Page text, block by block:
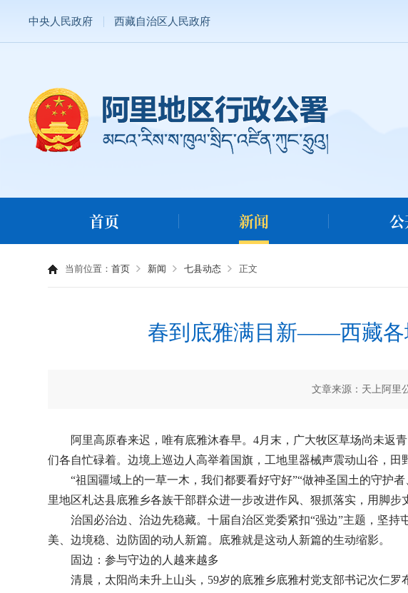
中央人民政府 西藏自治区人民政府
首页 新闻
当前位置：首页 新闻 七县动态 正文
春到底雅满目新——西藏各
文章来源：天上阿
阿里高原春来迟，唯有底雅沐春早。4月末，广大牧区草场尚未
们各自忙碌着。边境上巡边人高举着国旗，工地里器械声震动山谷，
“祖国疆域上的一草一木，我们都要看好守好”“做神圣国土的守
里地区札达县底雅乡各族干部群众进一步改进作风、狠抓落实，用脚步
治国必治边、治边先稳藏。十届自治区党委紧扣“强边”主题，坚
美、边境稳、边防固的动人新篇。底雅就是这动人新篇的生动缩影。
固边：参与守边的人越来越多
清晨，太阳尚未升上山头，59岁的底雅乡底雅村党支部书记次仁